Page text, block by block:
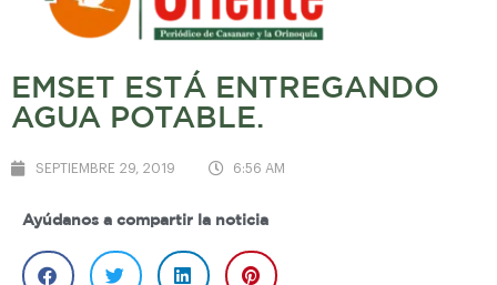
EMSET ESTÁ ENTREGANDO
AGUA POTABLE.
SEPTIEMBRE 29, 2019 6:56 AM
Ayúdanos a compartir la noticia